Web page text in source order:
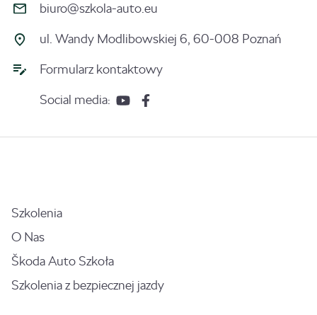
biuro@szkola-auto.eu
ul. Wandy Modlibowskiej 6, 60-008 Poznań
Formularz kontaktowy
Social media:
Szkolenia
O Nas
Škoda Auto Szkoła
Szkolenia z bezpiecznej jazdy